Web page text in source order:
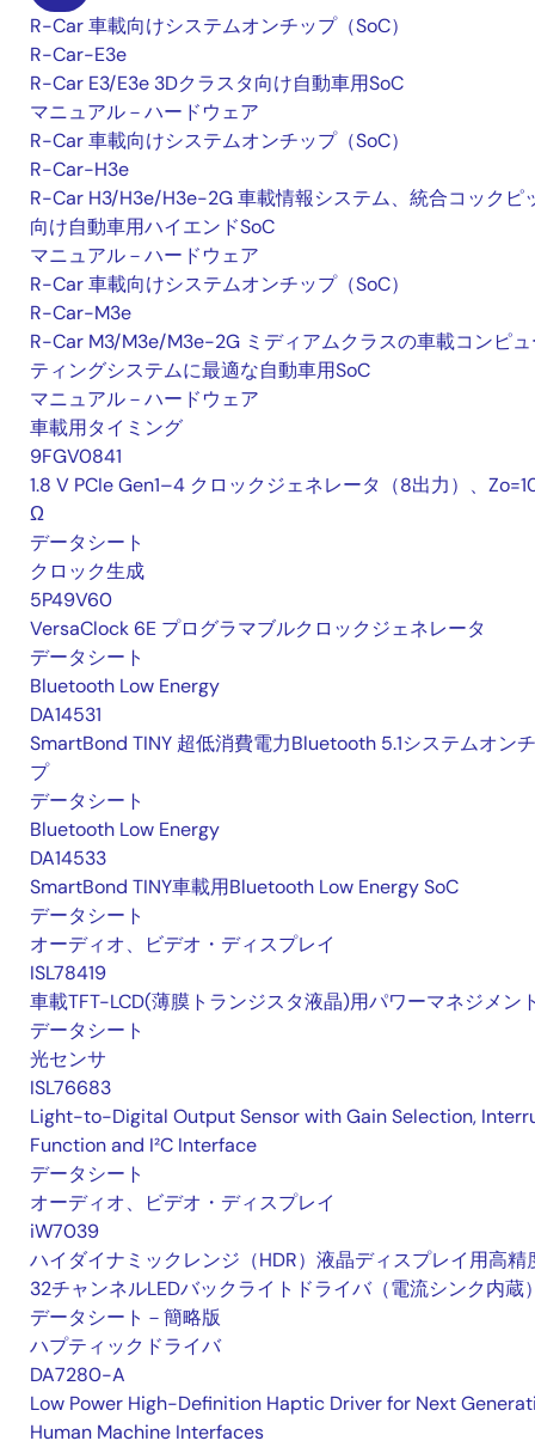
R-Car 車載向けシステムオンチップ（SoC）
R-Car-E3e
R-Car E3/E3e 3Dクラスタ向け自動車用SoC
マニュアル－ハードウェア
R-Car 車載向けシステムオンチップ（SoC）
R-Car-H3e
R-Car H3/H3e/H3e-2G 車載情報システム、統合コックピ
向け自動車用ハイエンドSoC
マニュアル－ハードウェア
R-Car 車載向けシステムオンチップ（SoC）
R-Car-M3e
R-Car M3/M3e/M3e-2G ミディアムクラスの車載コンピ
ティングシステムに最適な自動車用SoC
マニュアル－ハードウェア
車載用タイミング
9FGV0841
1.8 V PCIe Gen1–4 クロックジェネレータ（8出力）、
Ω
データシート
クロック生成
5P49V60
VersaClock 6E プログラマブルクロックジェネレータ
データシート
Bluetooth Low Energy
DA14531
SmartBond TINY 超低消費電力Bluetooth 5.1システムオン
プ
データシート
Bluetooth Low Energy
DA14533
SmartBond TINY車載用Bluetooth Low Energy SoC
データシート
オーディオ、ビデオ・ディスプレイ
ISL78419
車載TFT-LCD(薄膜トランジスタ液晶)用パワーマネジメン
データシート
光センサ
ISL76683
Light-to-Digital Output Sensor with Gain Selection,
Function and I²C Interface
データシート
オーディオ、ビデオ・ディスプレイ
iW7039
ハイダイナミックレンジ（HDR）液晶ディスプレイ用高精
32チャンネルLEDバックライトドライバ（電流シンク内蔵
データシート－簡略版
ハプティックドライバ
DA7280-A
Low Power High-Definition Haptic Driver for Next
Human Machine Interfaces